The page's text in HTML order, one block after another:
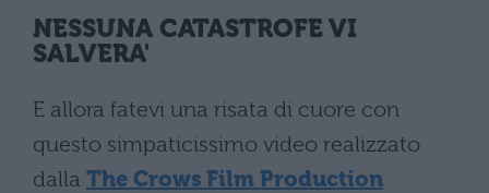
NESSUNA CATASTROFE VI
SALVERA'
E allora fatevi una risata di cuore con
questo simpaticissimo video realizzato
dalla The Crows Film Production